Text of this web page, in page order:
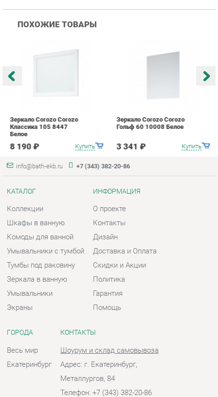
Классика 105 8447
8 190 ₽
Гольф 60 10008 Белое
Коллекции
Шкафы в ванную
Умывальники с тумбой
Зеркала в ванную
Умывальники
Экраны
О проекте
Контакты
Доставка и Оплата
Политика
Гарантия
Помощь
ГОРОДА
Весь мир
Екатеринбург
КОНТАКТЫ
Шоурум и склад самовывоза
Адрес: г. Екатеринбург,
Металлургов, 84
Телефон: +7 (343) 382-20-86
Пн - Пт:10:00 - 20:00 (GMT+5)
Отправить сообщение